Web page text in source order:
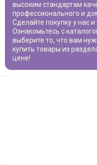
высоким стандартам
профессионального и
Сделайте покупку у нас
Ознакомьтесь с
выберите то, что вам
купить товары из
цене!